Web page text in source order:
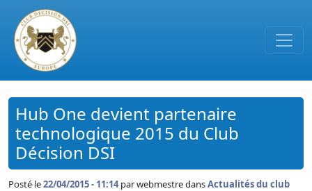
Passer au contenu principal
Hub One devient partenaire
technologique 2015 du Club
Décision DSI
Posté le22/04/2015 - 11:14 parwebmestre dansActualités du club